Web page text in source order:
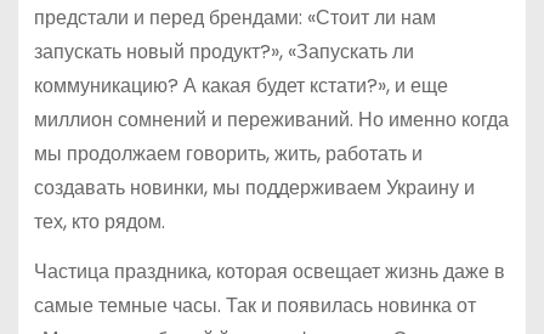
предстали и перед брендами: «Стоит ли нам
запускать новый продукт?», «Запускать ли
коммуникацию? А какая будет кстати?», и еще
миллион сомнений и переживаний. Но именно когда
мы продолжаем говорить, жить, работать и
создавать новинки, мы поддерживаем Украину и
тех, кто рядом.
Частица праздника, которая освещает жизнь даже в
самые темные часы. Так и появилась новинка от